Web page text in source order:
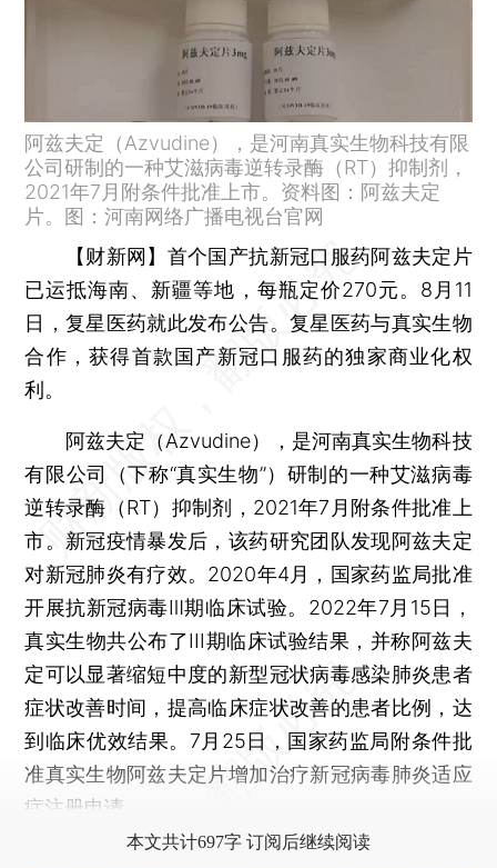
阿兹夫定（Azvudine），是河南真实生物科技有限
公司研制的一种艾滋病毒逆转录酶（RT）抑制剂，
2021年7月附条件批准上市。资料图：阿兹夫定
片。图：河南网络广播电视台官网
【财新网】 首个国产抗新冠口服药阿兹夫定片
已运抵海南、新疆等地，每瓶定价270元。8月11
日，复星医药就此发布公告。复星医药与真实生物
合作，获得首款国产新冠口服药的独家商业化权
利。
阿兹夫定（Azvudine），是河南真实生物科技
有限公司（下称“真实生物”）研制的一种艾滋病毒
逆转录酶（RT）抑制剂，2021年7月附条件批准上
市。新冠疫情暴发后，该药研究团队发现阿兹夫定
对新冠肺炎有疗效。2020年4月，国家药监局批准
开展抗新冠病毒Ⅲ期临床试验。2022年7月15日，
真实生物共公布了III期临床试验结果，并称阿兹夫
定可以显著缩短中度的新型冠状病毒感染肺炎患者
症状改善时间，提高临床症状改善的患者比例，达
到临床优效结果。7月25日，国家药监局附条件批
准真实生物阿兹夫定片增加治疗新冠病毒肺炎适应
症注册申请。
本文共计697字 订阅后继续阅读